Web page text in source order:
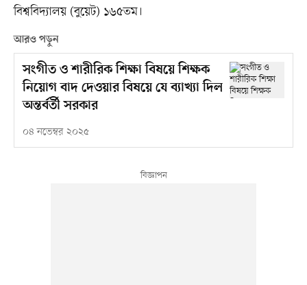
বিশ্ববিদ্যালয় (বুয়েট) ১৬৫তম।
আরও পড়ুন
সংগীত ও শারীরিক শিক্ষা বিষয়ে শিক্ষক
নিয়োগ বাদ দেওয়ার বিষয়ে যে ব্যাখ্যা দিল
অন্তর্বর্তী সরকার
০৪ নভেম্বর ২০২৫